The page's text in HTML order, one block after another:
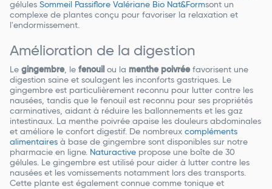
gélules Sommeil Passiflore Valériane Bio Nat&Formsont un
complexe de plantes conçu pour favoriser la relaxation et
l'endormissement.
Amélioration de la digestion
Le gingembre, le fenouil ou la menthe poivréefavorisent une
digestion saine et soulagent les inconforts gastriques. Le
gingembre est particulièrement reconnu pour lutter contre les
nausées, tandis que le fenouil est reconnu pour ses propriétés
carminatives, aidant à réduire les ballonnements et les gaz
intestinaux. La menthe poivrée apaise les douleurs abdominales
et améliore le confort digestif. De nombreux compléments
alimentaires à base de gingembre sont disponibles sur notre
pharmacie en ligne. Naturactive propose une boîte de 30
gélules. Le gingembre est utilisé pour aider à lutter contre les
nausées et les vomissements notamment lors des transports.
Cette plante est également connue comme tonique et